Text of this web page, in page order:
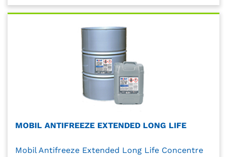
MOBIL ANTIFREEZE EXTENDED LONG LIFE
Mobil Antifreeze Extended Long Life Concentre